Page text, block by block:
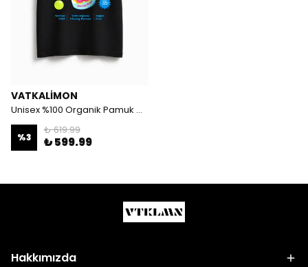
VATKALIMON
Unisex %100 Organik Pamuk Oversize Yuvarlak Yaka Baskılı T-shirt - Beyaz
%3
₺ 619.99
₺ 599.99
Hakkımızda